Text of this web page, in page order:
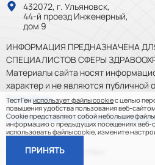
ИНФОРМАЦИЯ ПРЕДНАЗНАЧЕНА
СПЕЦИАЛИСТОВ СФЕРЫ
Материалы сайта носят
характер и не являются публичной
Подробнее
Политика обработки персональных
432072, г. Ульяновск,
44-й проезд Инженерный,
дом 9
© 2012-2026, ООО «ТестГен»
ТестГен использует файлы cookieс целью
повышения удобства пользования веб-
Cookie представляют собой небольшие
информацию о предыдущих посещениях веб-
использовать файлы cookie, измените
ПРИНЯТЬ